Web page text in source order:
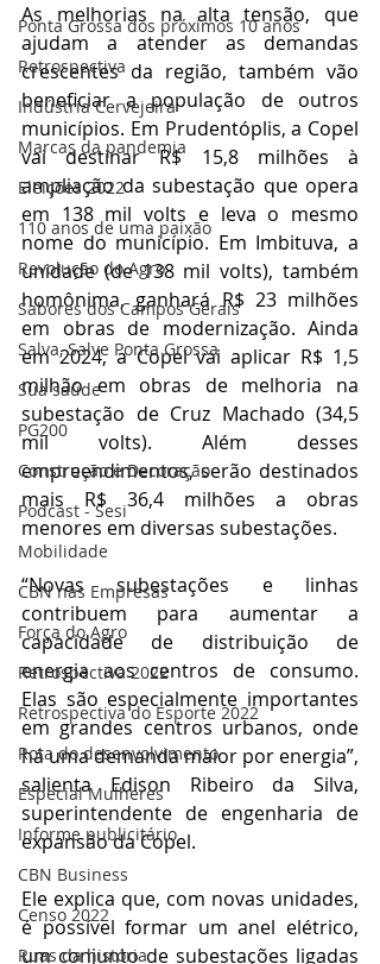
Ponta Grossa dos próximos 10 anos
Retrospectiva
Indústria Cervejeira
Marcas da pandemia
Eleições 2022
110 anos de uma paixão
Revolução do Agro
Sabores dos Campos Gerais
Salva, Salve Ponta Grossa
Sua saúde
PG200
Construção e Decoração
Podcast - Sesi
Mobilidade
CBN nas Empresas
Força do Agro
Retrospectiva 2022
Retrospectiva do Esporte 2022
Rota do desenvolvimento
Especial Mulheres
Informe publicitário
CBN Business
Censo 2022
Ruas da história
As melhorias na alta tensão, que
ajudam a atender as demandas
crescentes da região, também vão
beneficiar a população de outros
municípios. Em Prudentóplis, a Copel
vai destinar R$ 15,8 milhões à
ampliação da subestação que opera
em 138 mil volts e leva o mesmo
nome do município. Em Imbituva, a
unidade (de 138 mil volts), também
homônima, ganhará R$ 23 milhões
em obras de modernização. Ainda
em 2024, a Copel vai aplicar R$ 1,5
milhão em obras de melhoria na
subestação de Cruz Machado (34,5
mil volts). Além desses
empreendimentos, serão destinados
mais R$ 36,4 milhões a obras
menores em diversas subestações.
“Novas subestações e linhas
contribuem para aumentar a
capacidade de distribuição de
energia aos centros de consumo.
Elas são especialmente importantes
em grandes centros urbanos, onde
há uma demanda maior por energia”,
salienta Edison Ribeiro da Silva,
superintendente de engenharia de
expansão da Copel.
Ele explica que, com novas unidades,
é possível formar um anel elétrico,
um conjunto de subestações ligadas